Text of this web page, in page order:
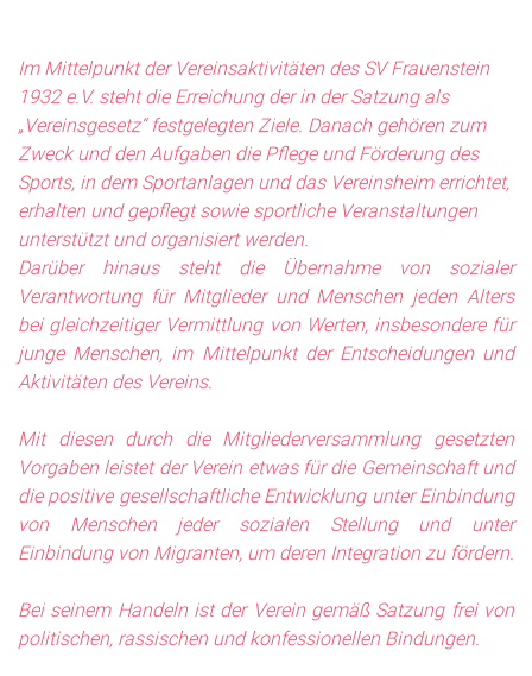
Im Mittelpunkt der Vereinsaktivitäten des SV Frauenstein
1932 e.V. steht die Erreichung der in der Satzung als
„Vereinsgesetz“ festgelegten Ziele. Danach gehören zum
Zweck und den Aufgaben die Pflege und Förderung des
Sports, in dem Sportanlagen und das Vereinsheim errichtet,
erhalten und gepflegt sowie sportliche Veranstaltungen
unterstützt und organisiert werden.
Darüber hinaus steht die Übernahme von sozialer
Verantwortung für Mitglieder und Menschen jeden Alters
bei gleichzeitiger Vermittlung von Werten, insbesondere für
junge Menschen, im Mittelpunkt der Entscheidungen und
Aktivitäten des Vereins.
Mit diesen durch die Mitgliederversammlung gesetzten
Vorgaben leistet der Verein etwas für die Gemeinschaft und
die positive gesellschaftliche Entwicklung unter Einbindung
von Menschen jeder sozialen Stellung und unter
Einbindung von Migranten, um deren Integration zu fördern.
Bei seinem Handeln ist der Verein gemäß Satzung frei von
politischen, rassischen und konfessionellen Bindungen.